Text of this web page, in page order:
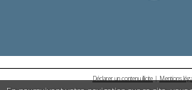
Déclarer un contenu illicite|Mentions